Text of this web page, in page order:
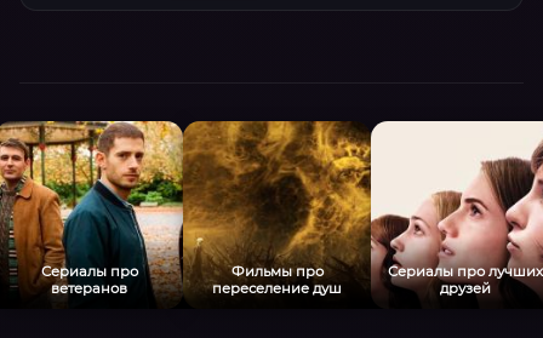
Сериалы про
ветеранов
Фильмы про
переселение душ
Сериалы про лучших
друзей